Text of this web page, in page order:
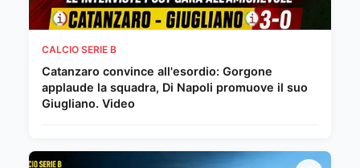
CALCIO SERIE B
Catanzaro convince all'esordio: Gorgone
applaude la squadra, Di Napoli promuove il suo
Giugliano. Video